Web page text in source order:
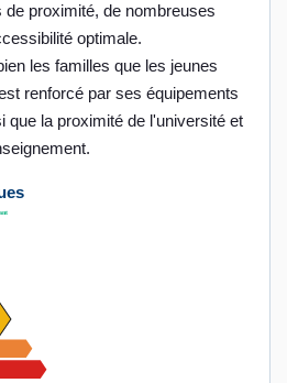
proximité, de nombreuses
optimale.
les familles que les jeunes
renforcé par ses équipements
que la proximité de l'université et